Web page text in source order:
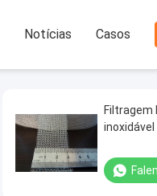
Notícias Casos
Filtragem